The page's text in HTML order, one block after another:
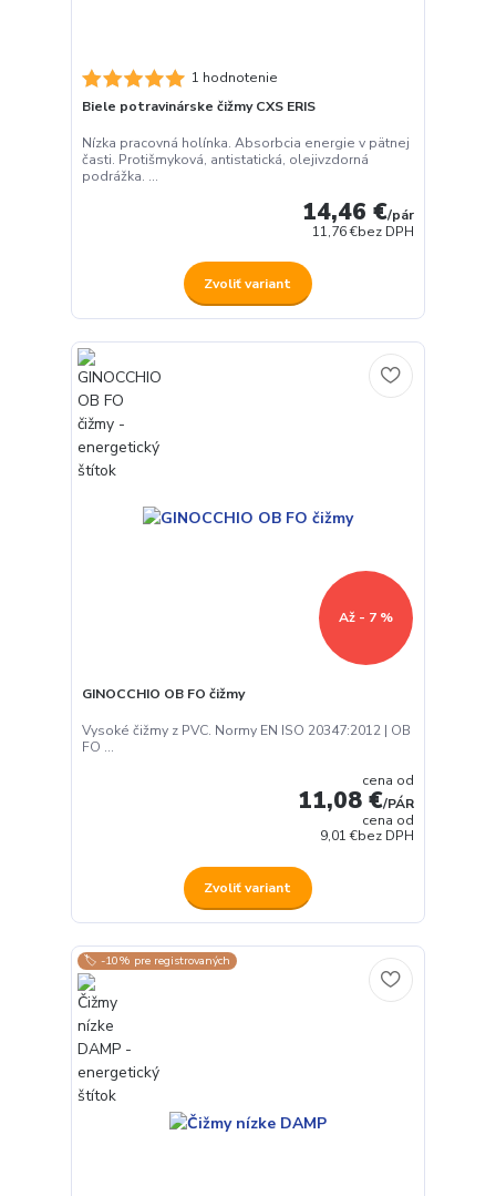
1 hodnotenie
Biele potravinárske čižmy CXS ERIS
Nízka pracovná holínka. Absorbcia energie v pätnej
časti. Protišmyková, antistatická, olejivzdorná
podrážka. ...
14,46 €/pár
11,76 €bez DPH
Zvoliť variant
Až - 7 %
GINOCCHIO OB FO čižmy
Vysoké čižmy z PVC. Normy EN ISO 20347:2012 | OB
FO ...
cena od
11,08 €/PÁR
cena od
9,01 €bez DPH
Zvoliť variant
🏷️ -10% pre registrovaných